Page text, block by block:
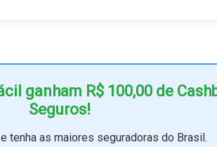
ganham R$ 100,00 de
Seguros!
e tenha as maiores seguradoras do Brasil.